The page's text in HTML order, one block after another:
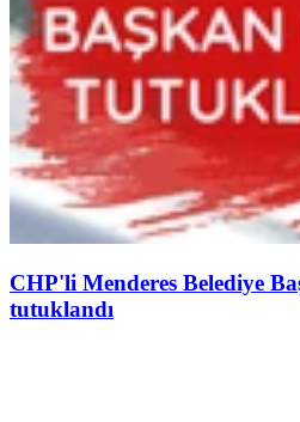
CHP'li Menderes Belediye
tutuklandı